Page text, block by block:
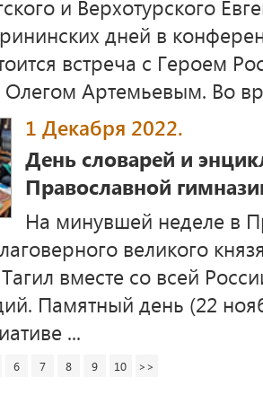
и Верхотурского
дней в
встреча с Героем
Олегом Артемьевым. Во
1 Декабря 2022.
День словарей и
Православной
На минувшей неделе в
великого
вместе со всей
Памятный день (22
...
6 7 8 9 10 >>